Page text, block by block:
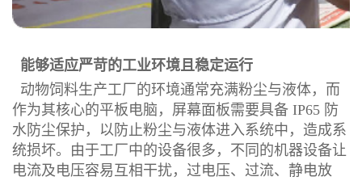
能够适应严苛的工业环境且稳定运行
动物饲料生产工厂的环境通常充满粉尘与液体，而
作为其核心的平板电脑，屏幕面板需要具备 IP65 防
水防尘保护，以防止粉尘与液体进入系统中，造成系
统损坏。由于工厂中的设备很多，不同的机器设备让
电流及电压容易互相干扰，过电压、过流、静电放